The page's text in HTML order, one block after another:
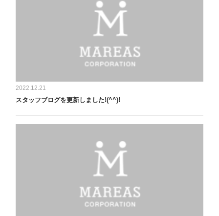
2022.12.21
スタッフブログを更新しました!(^^)!